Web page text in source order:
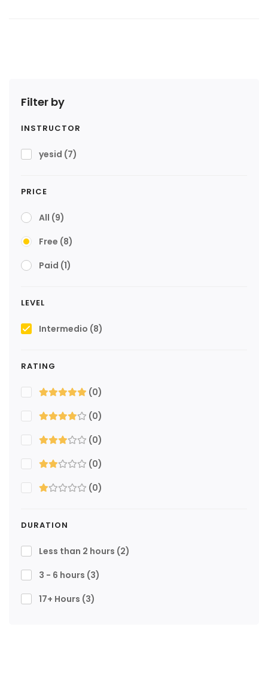
Filter by
INSTRUCTOR
yesid (7)
PRICE
All (9)
Free (8)
Paid (1)
LEVEL
Intermedio (8)
RATING
(0)
(0)
(0)
(0)
(0)
DURATION
Less than 2 hours (2)
3 - 6 hours (3)
17+ Hours (3)